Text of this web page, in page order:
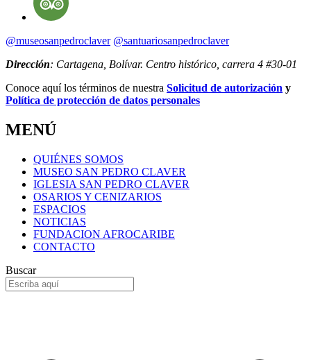
@museosanpedroclaver @santuariosanpedroclaver
Dirección: Cartagena, Bolívar. Centro histórico, carrera 4 #30-01
Conoce aquí los términos de nuestra Solicitud de autorización y
Política de protección de datos personales
MENÚ
QUIÉNES SOMOS
MUSEO SAN PEDRO CLAVER
IGLESIA SAN PEDRO CLAVER
OSARIOS Y CENIZARIOS
ESPACIOS
NOTICIAS
FUNDACION AFROCARIBE
CONTACTO
Buscar